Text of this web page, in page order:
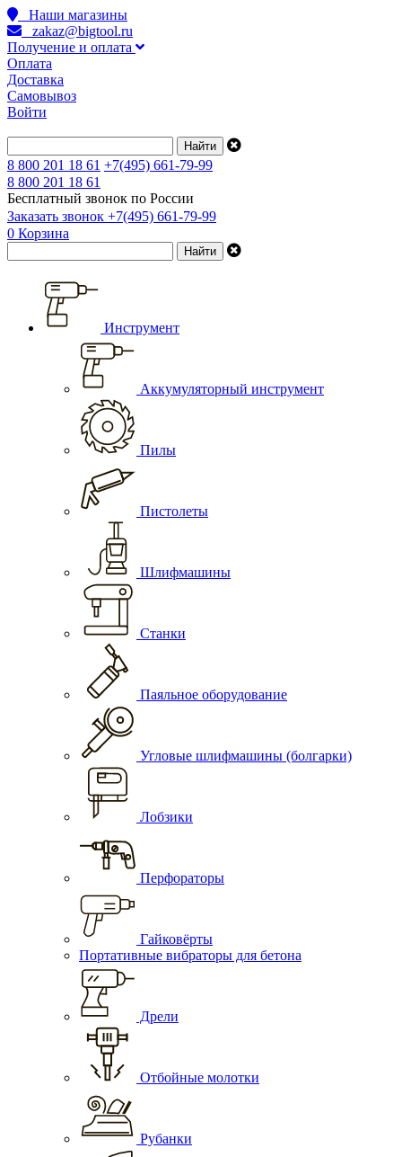
Наши магазины
zakaz@bigtool.ru
Получение и оплата
Оплата
Доставка
Самовывоз
Войти
8 800 201 18 61 +7(495) 661-79-99
8 800 201 18 61
Бесплатный звонок по России
Заказать звонок +7(495) 661-79-99
0 Корзина
Инструмент
Аккумуляторный инструмент
Пилы
Пистолеты
Шлифмашины
Станки
Паяльное оборудование
Угловые шлифмашины (болгарки)
Лобзики
Перфораторы
Гайковёрты
Портативные вибраторы для бетона
Дрели
Отбойные молотки
Рубанки